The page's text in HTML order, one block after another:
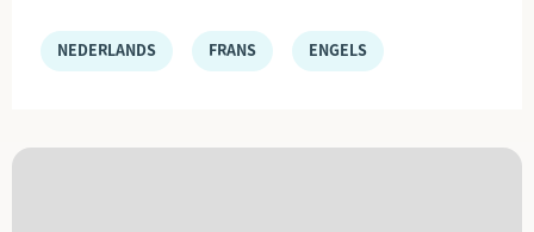
NEDERLANDS FRANS ENGELS